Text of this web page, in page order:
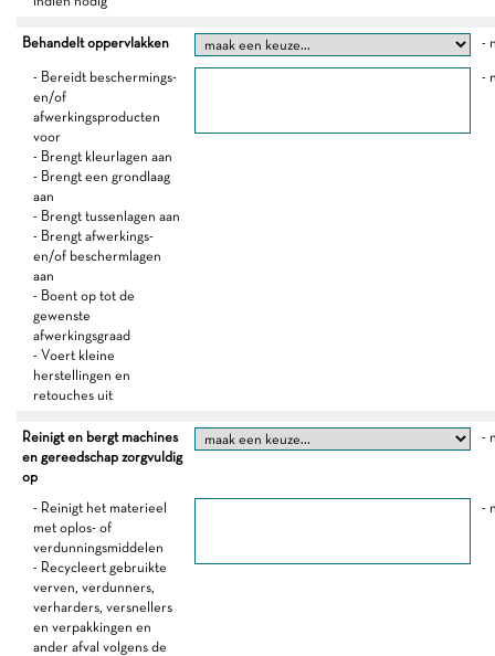
Behandelt oppervlakken -
- Bereidt beschermings-
en/of
afwerkingsproducten
voor
- Brengt kleurlagen aan
- Brengt een grondlaag
aan
- Brengt tussenlagen aan
- Brengt afwerkings-
en/of beschermlagen
aan
- Boent op tot de
gewenste
afwerkingsgraad
- Voert kleine
herstellingen en
retouches uit
-
Reinigt en bergt machines
en gereedschap zorgvuldig
op
-
- Reinigt het materieel
met oplos- of
verdunningsmiddelen
- Recycleert gebruikte
verven, verdunners,
verharders, versnellers
en verpakkingen en
ander afval volgens de
-